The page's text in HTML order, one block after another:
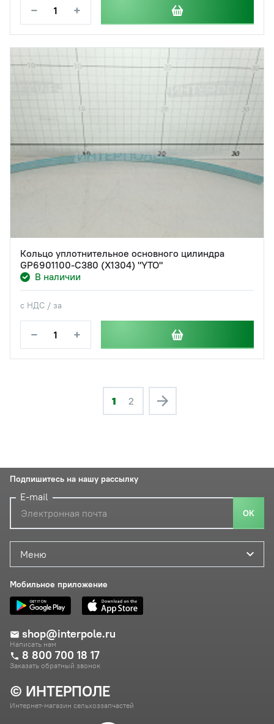
− +
Кольцо уплотнительное основного цилиндра
GP6901100-C380 (X1304) "YTO"
В наличии
с НДС / за
− +
1 2
© ИНТЕРПОЛЕ
Интернет-магазин сельхоззапчастей
Меню
Мобильное приложение
shop@interpole.ru
Написать нам
8 800 700 18 17
Заказать обратный звонок
Подпишитесь на нашу рассылку
E-mail
ОК